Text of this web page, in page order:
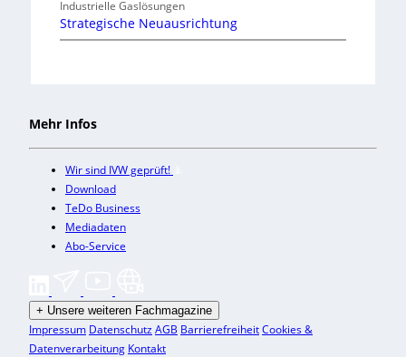
Industrielle Gaslösungen
Strategische Neuausrichtung
Mehr Infos
Wir sind IVW geprüft!
Download
TeDo Business
Mediadaten
Abo-Service
+ Unsere weiteren Fachmagazine
Impressum DatenschutzAGB BarrierefreiheitCookies &
Datenverarbeitung Kontakt